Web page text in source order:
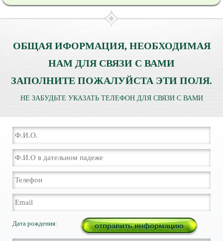
ОБЩАЯ ИФОРМАЦИЯ, НЕОБХОДИМАЯ
НАМ ДЛЯ СВЯЗИ С ВАМИ
ЗАПОЛНИТЕ ПОЖАЛУЙСТА ЭТИ ПОЛЯ.
НЕ ЗАБУДЬТЕ УКАЗАТЬ ТЕЛЕФОН ДЛЯ СВЯЗИ С ВАМИ
Дата рождения: